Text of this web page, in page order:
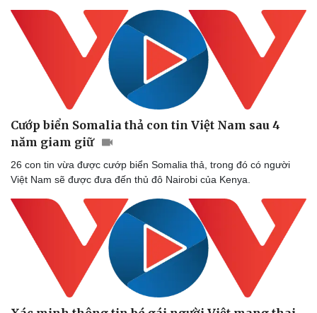
Sức khỏe
Dinh dưỡng - món ngon
Cây thuốc
Sản phụ khoa
Nhi khoa
Nam khoa
Làm đẹp - giảm cân
Phòng mạch online
Ăn sạch sống khỏe
Đời sống
Nhà đẹp
Blog
Tình yêu - Gia đình
Cướp biển Somalia thả con tin Việt Nam sau 4
năm giam giữ
26 con tin vừa được cướp biển Somalia thả, trong đó có người
Việt Nam sẽ được đưa đến thủ đô Nairobi của Kenya.